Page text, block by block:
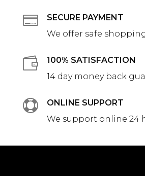

SECURE PAYMENT
We offer safe

100% SATISFACTION
14 day money back

ONLINE SUPPORT
We support online 24